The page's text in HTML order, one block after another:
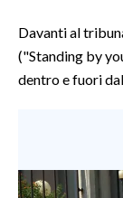
Davanti al
("Standing by
dentro e fuori